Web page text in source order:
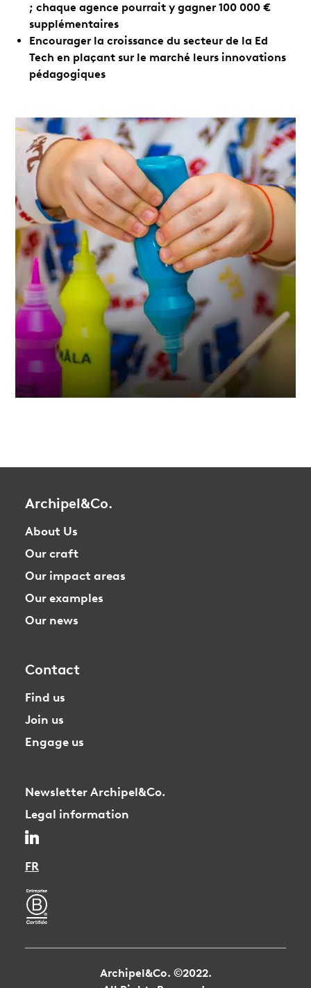
; chaque agence pourrait y gagner 100 000 €
supplémentaires
Encourager la croissance du secteur de la Ed
Tech en plaçant sur le marché leurs innovations
pédagogiques
Archipel&Co.
About Us
Our craft
Our impact areas
Our examples
Our news
Contact
Find us
Join us
Engage us
Newsletter Archipel&Co.
Legal information
FR
Archipel&Co. ©2022.